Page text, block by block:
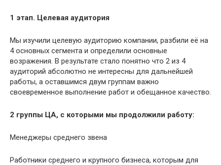
1 этап. Целевая аудитория
Мы изучили целевую аудиторию компании, разбили её на
4 основных сегмента и определили основные
возражения. В результате стало понятно что 2 из 4
аудиторий абсолютно не интересны для дальнейшей
работы, а оставшимся двум группам важно
своевременное выполнение работ и обещанное качество.
2 группы ЦА, с которыми мы продолжили работу:
Менеджеры среднего звена
Работники среднего и крупного бизнеса, которым для